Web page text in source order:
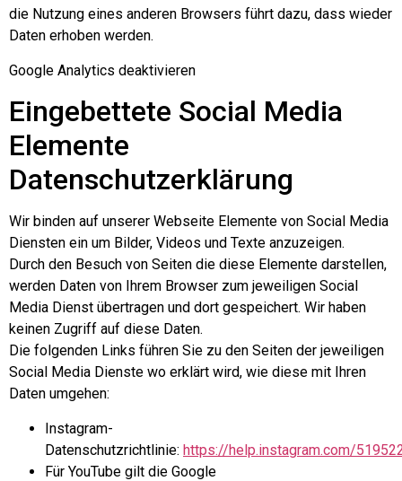
die Nutzung eines anderen Browsers führt dazu, dass wieder
Daten erhoben werden.
Google Analytics deaktivieren
Eingebettete Social Media
Elemente
Datenschutzerklärung
Wir binden auf unserer Webseite Elemente von Social Media
Diensten ein um Bilder, Videos und Texte anzuzeigen.
Durch den Besuch von Seiten die diese Elemente darstellen,
werden Daten von Ihrem Browser zum jeweiligen Social
Media Dienst übertragen und dort gespeichert. Wir haben
keinen Zugriff auf diese Daten.
Die folgenden Links führen Sie zu den Seiten der jeweiligen
Social Media Dienste wo erklärt wird, wie diese mit Ihren
Daten umgehen:
Instagram-
Datenschutzrichtlinie: https://help.instagram.com/
Für YouTube gilt die Google